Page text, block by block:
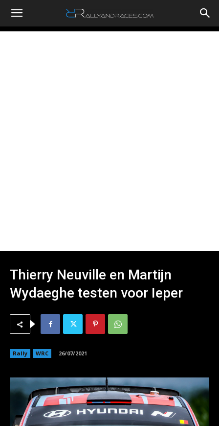
RallyandRaces.com
Thierry Neuville en Martijn
Wydaeghe testen voor Ieper
Rally WRC 26/07/2021